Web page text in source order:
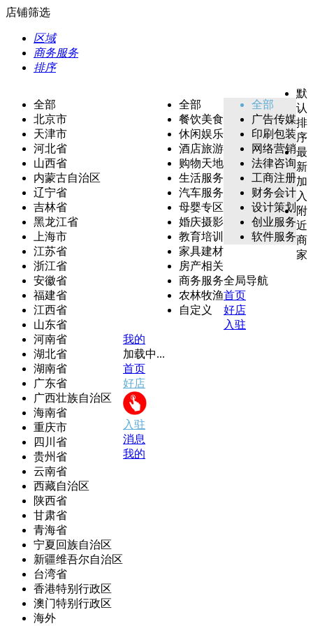
店铺筛选
区域
商务服务
排序
全部
北京市
天津市
河北省
山西省
内蒙古自治区
辽宁省
吉林省
黑龙江省
上海市
江苏省
浙江省
安徽省
福建省
江西省
山东省
河南省
湖北省
湖南省
广东省
广西壮族自治区
海南省
重庆市
四川省
贵州省
云南省
西藏自治区
陕西省
甘肃省
青海省
宁夏回族自治区
新疆维吾尔自治区
台湾省
香港特别行政区
澳门特别行政区
海外
全部
餐饮美食
休闲娱乐
酒店旅游
购物天地
生活服务
汽车服务
母婴专区
婚庆摄影
教育培训
家具建材
房产相关
商务服务
农林牧渔
自定义
全部
广告传媒
印刷包装
网络营销
法律咨询
工商注册
财务会计
设计策划
创业服务
软件服务
默
认
排
序
最
新
加
入
附
近
商
家
全局导航
首页
好店
入驻
我的
加载中...
首页
好店
入驻
消息
我的